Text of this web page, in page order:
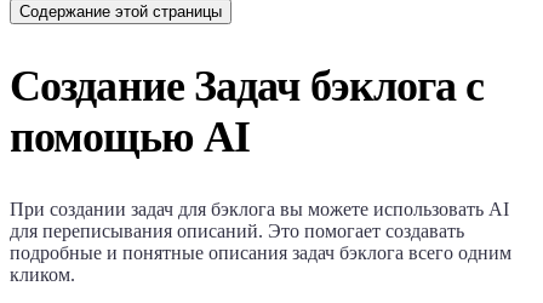
Содержание этой страницы
Создание Задач бэклога с
помощью AI
При создании задач для бэклога вы можете использовать AI
для переписывания описаний. Это помогает создавать
подробные и понятные описания задач бэклога всего одним
кликом.